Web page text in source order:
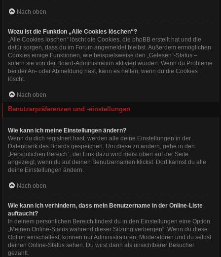
Nach oben
Wozu ist die Funktion „Alle Cookies löschen“?
„Alle Cookies löschen“ löscht die Cookies, die phpBB erstellt hat und die
dafür sorgen, dass du im Forum angemeldet bleibst. Außerdem ermöglichen
Cookies einige Funktionen, wie beispielsweise den „Gelesen“-Status –
sofern sie von der Board-Administration aktiviert wurden. Wenn du Probleme
bei der An- oder Abmeldung hast, kann es helfen, wenn du die Cookies
löscht.
Nach oben
Benutzerpräferenzen und -einstellungen
Wie kann ich meine Einstellungen ändern?
Wenn du dich registriert hast, werden alle deine Einstellungen in der
Datenbank des Boards gespeichert. Um diese zu ändern, gehe in den
„Persönlichen Bereich“; der Link dazu wird meist oben auf der Seite
angezeigt, wenn du auf deinen Benutzernamen klickst. Dort kannst du alle
deine Einstellungen ändern.
Nach oben
Wie kann ich verhindern, dass mein Benutzername in der Online-Liste
auftaucht?
In deinem persönlichen Bereich findest du in den Einstellungen eine Option
„Meinen Online-Status während dieser Sitzung verbergen“. Wenn du diese
Option einschaltest, können nur Administratoren, Moderatoren und du selbst
deinen Online-Status sehen. Du wirst dann als unsichtbarer Besucher
gezählt.